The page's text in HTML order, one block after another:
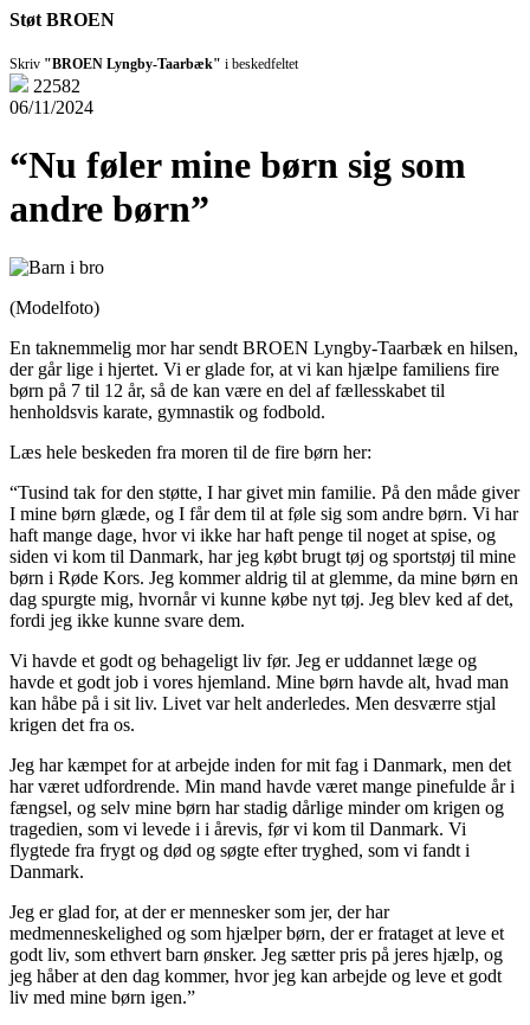
Støt BROEN
Skriv "BROEN Lyngby-Taarbæk" i beskedfeltet
22582
06/11/2024
“Nu føler mine børn sig som
andre børn”
(Modelfoto)
En taknemmelig mor har sendt BROEN Lyngby-Taarbæk en hilsen,
der går lige i hjertet. Vi er glade for, at vi kan hjælpe familiens fire
børn på 7 til 12 år, så de kan være en del af fællesskabet til
henholdsvis karate, gymnastik og fodbold.
Læs hele beskeden fra moren til de fire børn her:
“Tusind tak for den støtte, I har givet min familie. På den måde giver
I mine børn glæde, og I får dem til at føle sig som andre børn. Vi har
haft mange dage, hvor vi ikke har haft penge til noget at spise, og
siden vi kom til Danmark, har jeg købt brugt tøj og sportstøj til mine
børn i Røde Kors. Jeg kommer aldrig til at glemme, da mine børn en
dag spurgte mig, hvornår vi kunne købe nyt tøj. Jeg blev ked af det,
fordi jeg ikke kunne svare dem.
Vi havde et godt og behageligt liv før. Jeg er uddannet læge og
havde et godt job i vores hjemland. Mine børn havde alt, hvad man
kan håbe på i sit liv. Livet var helt anderledes. Men desværre stjal
krigen det fra os.
Jeg har kæmpet for at arbejde inden for mit fag i Danmark, men det
har været udfordrende. Min mand havde været mange pinefulde år i
fængsel, og selv mine børn har stadig dårlige minder om krigen og
tragedien, som vi levede i i årevis, før vi kom til Danmark. Vi
flygtede fra frygt og død og søgte efter tryghed, som vi fandt i
Danmark.
Jeg er glad for, at der er mennesker som jer, der har
medmenneskelighed og som hjælper børn, der er frataget at leve et
godt liv, som ethvert barn ønsker. Jeg sætter pris på jeres hjælp, og
jeg håber at den dag kommer, hvor jeg kan arbejde og leve et godt
liv med mine børn igen.”